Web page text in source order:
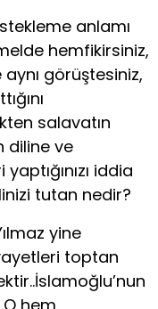
anlamı
hemfikirsiniz,
görüştesiniz,
salavatın
diline ve
iddia
tutan nedir?
yine
toptan